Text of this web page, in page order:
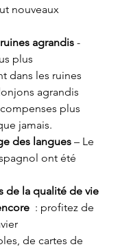
nouveaux
agrandis -
plus
dans les ruines
agrandis
plus
jamais.
des langues – Le
ont été
de la qualité de vie
: profitez de
de cartes de